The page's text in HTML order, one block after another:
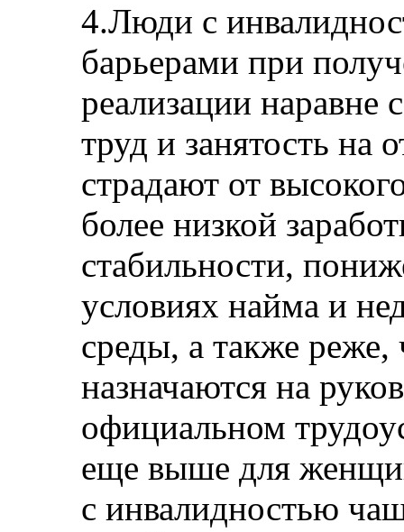
4.Люди с
барьерами при
реализации наравне
труд и занятость на
страдают от
более низкой
стабильности,
условиях найма и
среды, а также реже,
назначаются на
официальном
еще выше для
с инвалидностью